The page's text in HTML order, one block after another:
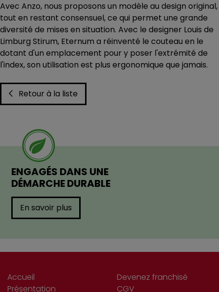
Avec Anzo, nous proposons un modèle au design original,
tout en restant consensuel, ce qui permet une grande
diversité de mises en situation. Avec le designer Louis de
Limburg Stirum, Eternum a réinventé le couteau en le
dotant d'un emplacement pour y poser l'extrémité de
l'index, son utilisation est plus ergonomique que jamais.
Retour à la liste
ENGAGÉS DANS UNE
DÉMARCHE DURABLE
En savoir plus
Accueil
Présentation
Devenez franchisé
CGV